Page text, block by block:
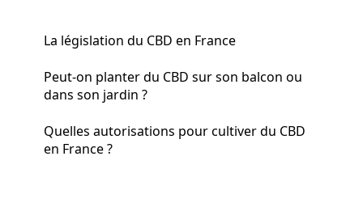
La législation du CBD en France
Peut-on planter du CBD sur son balcon ou
dans son jardin ?
Quelles autorisations pour cultiver du CBD
en France ?